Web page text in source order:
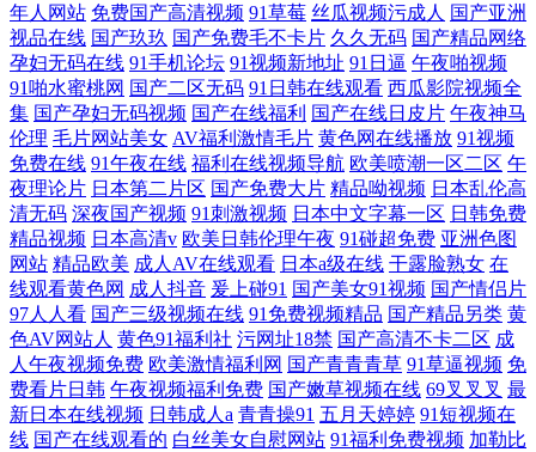
年人网站 免费国产高清视频 91草莓 丝瓜视频污成人 国产亚洲
视品在线 国产玖玖 国产免费毛不卡片 久久无码 国产精品网络
孕妇无码在线 91手机论坛 91视频新地址 91日逼 午夜啪视频
91啪水蜜桃网 国产二区无码 91日韩在线观看 西瓜影院视频全
集 国产孕妇无码视频 国产在线福利 国产在线日皮片 午夜神马
伦理 毛片网站美女 AV福利激情毛片 黄色网在线播放 91视频
免费在线 91午夜在线 福利在线视频导航 欧美喷潮一区二区 午
夜理论片 日本第二片区 国产免费大片 精品呦视频 日本乱伦高
清无码 深夜国产视频 91刺激视频 日本中文字幕一区 日韩免费
精品视频 日本高清v 欧美日韩伦理午夜 91碰超免费 亚洲色图
网站 精品欧美 成人AV在线观看 日本a级在线 干露脸熟女 在
线观看黄色网 成人抖音 爰上碰91 国产美女91视频 国产情侣片
97人人看 国产三级视频在线 91免费视频精品 国产精品另类 黄
色AV网站人 黄色91福利社 污网址18禁 国产高清不卡二区 成
人午夜视频免费 欧美激情福利网 国产青青青草 91草逼视频 免
费看片日韩 午夜视频福利免费 国产嫩草视频在线 69叉叉叉 最
新日本在线视频 日韩成人a 青青操91 五月天婷婷 91短视频在
线 国产在线观看的 白丝美女自慰网站 91福利免费视频 加勒比